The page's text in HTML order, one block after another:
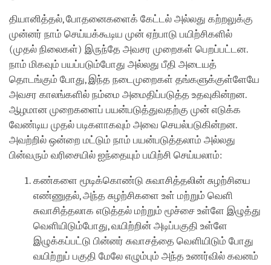
தியானித்தல், போதனைகளைக் கேட்டல் அல்லது கற்றலுக்கு
முன்னர் நாம் செய்யக்கூடிய முன் ஏற்பாடு பயிற்சிகளில்
(முதல் நிலைகள்) இருந்தே அவசர முறைகள் பெறப்பட்டன.
நாம் மிகவும் பயப்படும்போது அல்லது பீதி அடையத்
தொடங்கும் போது, இந்த நடைமுறைகள் தங்களுக்குள்ளேயே
அவசர காலங்களில் நம்மை அமைதிப்படுத்த உதவுகின்றன.
ஆழமான முறைகளைப் பயன்படுத்துவதற்கு முன் எடுக்க
வேண்டிய முதல் படிகளாகவும் அவை செயல்படுகின்றன.
அவற்றில் ஒன்றை மட்டும் நாம் பயன்படுத்தலாம் அல்லது
பின்வரும் வரிசையில் ஐந்தையும் பயிற்சி செய்யலாம்:
கண்களை மூடிக்கொண்டு சுவாசித்தலின் சுழற்சியை
எண்ணுதல், அந்த சுழற்சிகளை உள் மற்றும் வெளி
சுவாசித்தலாக எடுத்தல் மற்றும் மூச்சை உள்ளே இழுத்து
வெளியிடும்போது, வயிற்றின் அடிப்பகுதி உள்ளே
இழுக்கப்பட்டு பின்னர் சுவாசத்தை வெளியிடும் போது
வயிற்றுப் பகுதி மேலே எழும்பும் அந்த உணர்வில் கவனம்